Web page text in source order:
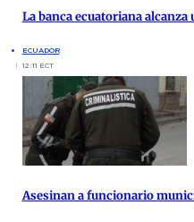
La banca ecuatoriana
ECUADOR
12:11 ECT
Asesinan a funcionario